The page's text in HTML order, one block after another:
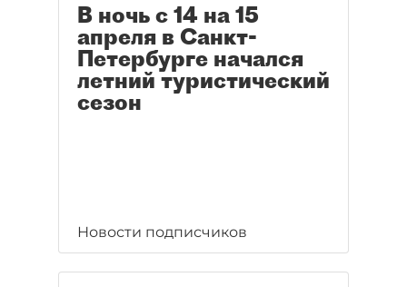
В ночь с 14 на 15
апреля в Санкт-
Петербурге начался
летний туристический
сезон
Новости подписчиков